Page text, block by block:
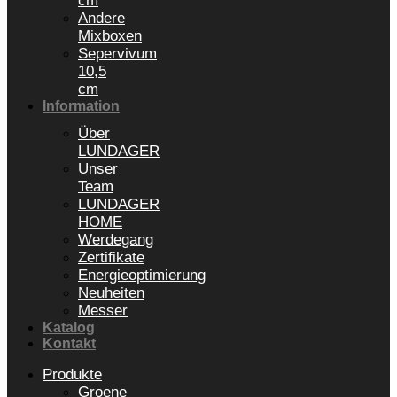
Andere
Mixboxen
Sepervivum
10,5
cm
Information
Über
LUNDAGER
Unser
Team
LUNDAGER
HOME
Werdegang
Zertifikate
Energieoptimierung
Neuheiten
Messer
Katalog
Kontakt
Produkte
Groene